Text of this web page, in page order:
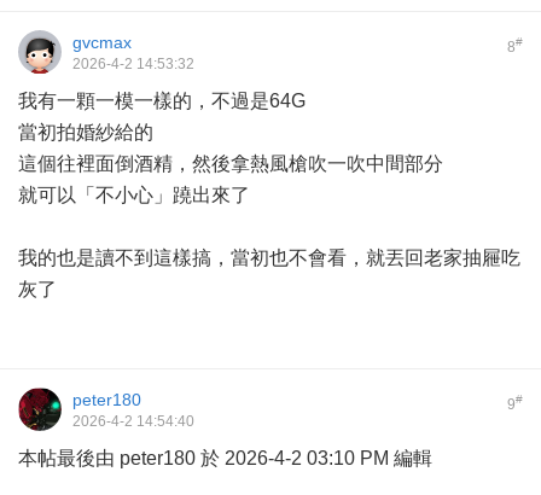
8#
gvcmax
2026-4-2 14:53:32
我有一顆一模一樣的，不過是64G
當初拍婚紗給的
這個往裡面倒酒精，然後拿熱風槍吹一吹中間部分
就可以「不小心」蹺出來了
我的也是讀不到這樣搞，當初也不會看，就丟回老家抽屜吃
灰了
9#
peter180
2026-4-2 14:54:40
本帖最後由 peter180 於 2026-4-2 03:10 PM 編輯